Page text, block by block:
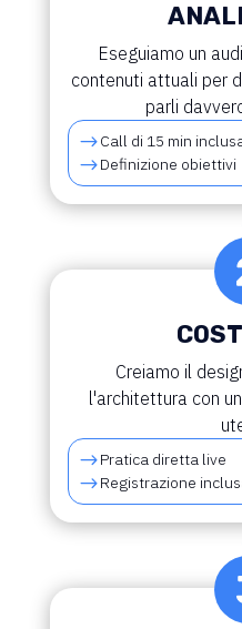
Eseguiamo un
contenuti attuali per
parli
$Call di 15 min
$Definizione obiettivi
Creiamo il
l'architettura con
$Pratica diretta live
$Registrazione